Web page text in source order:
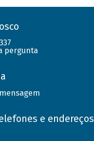
pergunta
e endereços